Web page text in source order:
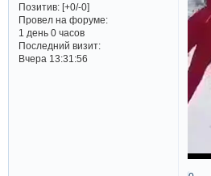
Позитив: [+0/-0]
Провел на форуме:
1 день 0 часов
Последний визит:
Вчера 13:31:56